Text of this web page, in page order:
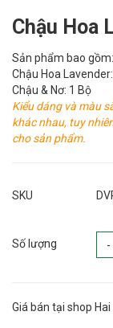
Chậu Hoa
Sản phẩm bao gồm:
Chậu Hoa
Chậu & Nơ: 1 Bộ
Kiểu dáng và màu
khác nhau, tuy
cho sản phẩm.
SKU
Số lượng -
Giá bán tại shop